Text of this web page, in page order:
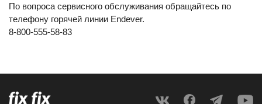
По вопроса сервисного обслуживания обращайтесь по
телефону горячей линии Endever.
8-800-555-58-83